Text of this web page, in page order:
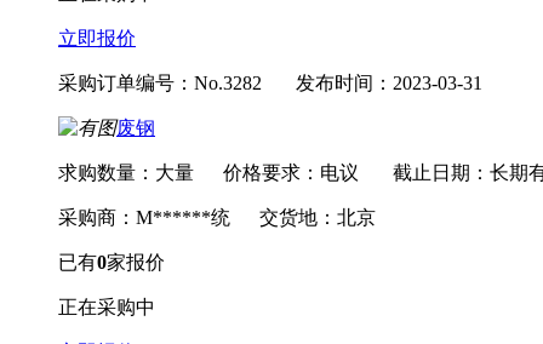
立即报价
采购订单编号：No.3282 发布时间：2023-03-31
废钢
求购数量：大量 价格要求：电议 截止日期：长期
采购商：M******统 交货地：北京
已有0家报价
正在采购中